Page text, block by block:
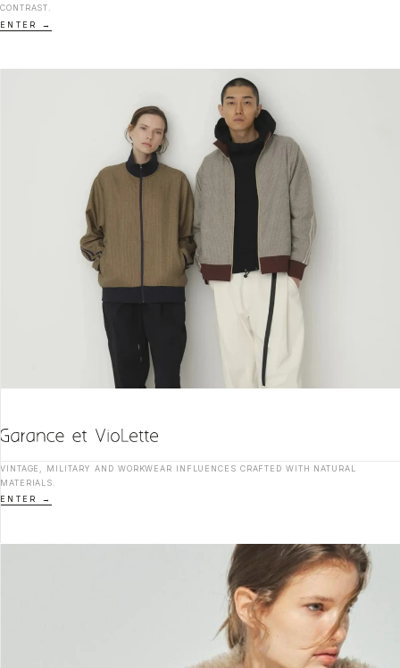
CONTRAST.
ENTER
VINTAGE, MILITARY AND WORKWEAR INFLUENCES CRAFTED WITH NATURAL
MATERIALS.
ENTER